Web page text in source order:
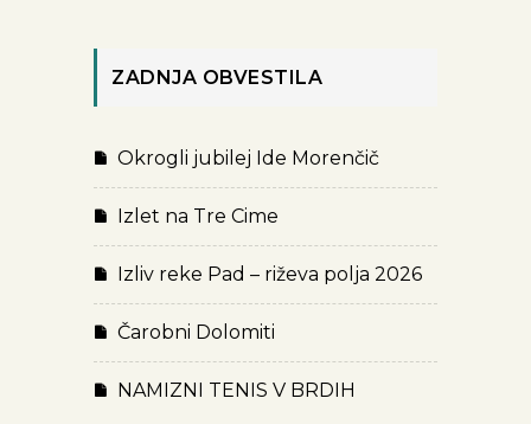
ZADNJA OBVESTILA
Okrogli jubilej Ide Morenčič
Izlet na Tre Cime
Izliv reke Pad – riževa polja 2026
Čarobni Dolomiti
NAMIZNI TENIS V BRDIH